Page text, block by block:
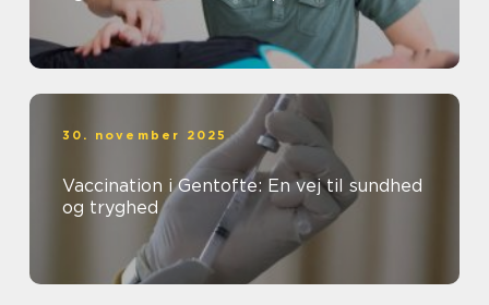
30. november 2025
Vaccination i Gentofte: En vej til sundhed
og tryghed